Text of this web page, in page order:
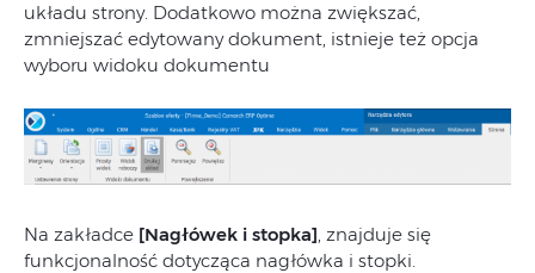
układu strony. Dodatkowo można zwiększać,
zmniejszać edytowany dokument, istnieje też opcja
wyboru widoku dokumentu
Na zakładce [Nagłówek i stopka] , znajduje się
funkcjonalność dotycząca nagłówka i stopki.